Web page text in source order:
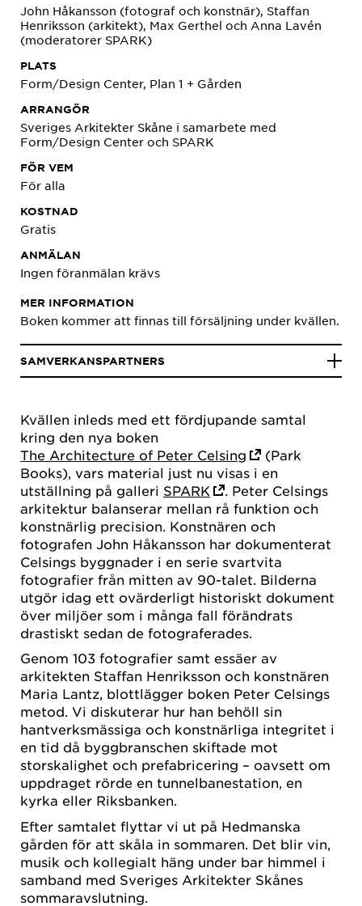
Kvällen inleds med ett fördjupande samtal
kring den nya boken
The Architecture of Peter Celsing
(Park
Books), vars material just nu visas i en
utställning på galleri SPARK
. Peter Celsings
arkitektur balanserar mellan rå funktion och
konstnärlig precision. Konstnären och
fotografen John Håkansson har dokumenterat
Celsings byggnader i en serie svartvita
fotografier från mitten av 90-talet. Bilderna
utgör idag ett ovärderligt historiskt dokument
över miljöer som i många fall förändrats
drastiskt sedan de fotograferades.
Genom 103 fotografier samt essäer av
arkitekten Staffan Henriksson och konstnären
Maria Lantz, blottlägger boken Peter Celsings
metod. Vi diskuterar hur han behöll sin
hantverksmässiga och konstnärliga integritet i
en tid då byggbranschen skiftade mot
storskalighet och prefabricering – oavsett om
uppdraget rörde en tunnelbanestation, en
kyrka eller Riksbanken.
Efter samtalet flyttar vi ut på Hedmanska
gården för att skåla in sommaren. Det blir vin,
musik och kollegialt häng under bar himmel i
samband med Sveriges Arkitekter Skånes
sommaravslutning.
John Håkansson (fotograf och konstnär), Staffan
Henriksson (arkitekt), Max Gerthel och Anna Lavén
(moderatorer SPARK)
PLATS
Form/Design Center, Plan 1 + Gården
ARRANGÖR
Sveriges Arkitekter Skåne i samarbete med
Form/Design Center och SPARK
FÖR VEM
För alla
KOSTNAD
Gratis
ANMÄLAN
Ingen föranmälan krävs
MER INFORMATION
Boken kommer att finnas till försäljning under kvällen.
SAMVERKANSPARTNERS